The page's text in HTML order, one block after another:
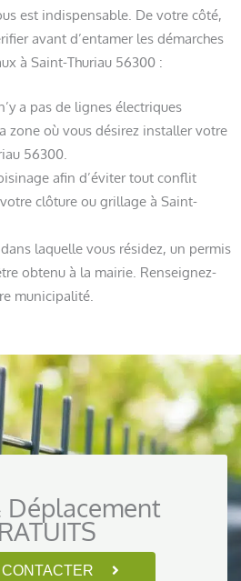
est indispensable. De votre côté,
avant d’entamer les démarches
à Saint-Thuriau 56300 :
a pas de lignes électriques
zone où vous désirez installer votre
56300.
afin d’éviter tout conflit
clôture ou grillage à Saint-
laquelle vous résidez, un permis
obtenu à la mairie. Renseignez-
municipalité.
Déplacement